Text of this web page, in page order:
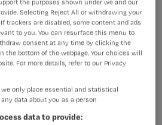
brengt verpleegkundige
een expert uit het
met jou en collega’s in
onderwerp. Dit jaar komen er
decubitus, indiceren in de wijk
the purposes shown under we and our
Selecting Reject All or withdrawing your
trackers are disabled, some content and ads
to you. You can resurface this menu to
consent at any time by clicking the
the bottom of the webpage. Your choices will
For more details, refer to our Privacy
only place essential and statistical
data about you as a person
data to provide: